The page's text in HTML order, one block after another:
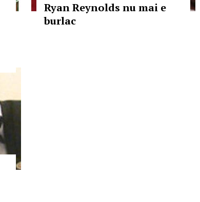
Ryan Reynolds nu mai e
burlac